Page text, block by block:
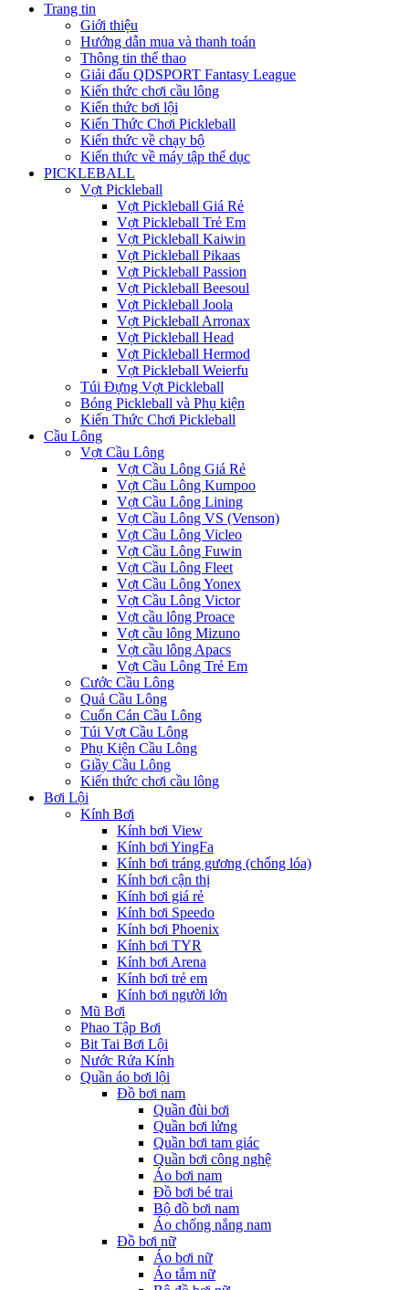
Trang tin
Giới thiệu
Hướng dẫn mua và thanh toán
Thông tin thể thao
Giải đấu QDSPORT Fantasy League
Kiến thức chơi cầu lông
Kiến thức bơi lội
Kiến Thức Chơi Pickleball
Kiến thức về chạy bộ
Kiến thức về máy tập thể dục
PICKLEBALL
Vợt Pickleball
Vợt Pickleball Giá Rẻ
Vợt Pickleball Trẻ Em
Vợt Pickleball Kaiwin
Vợt Pickleball Pikaas
Vợt Pickleball Passion
Vợt Pickleball Beesoul
Vợt Pickleball Joola
Vợt Pickleball Arronax
Vợt Pickleball Head
Vợt Pickleball Hermod
Vợt Pickleball Weierfu
Túi Đựng Vợt Pickleball
Bóng Pickleball và Phụ kiện
Kiến Thức Chơi Pickleball
Cầu Lông
Vợt Cầu Lông
Vợt Cầu Lông Giá Rẻ
Vợt Cầu Lông Kumpoo
Vợt Cầu Lông Lining
Vợt Cầu Lông VS (Venson)
Vợt Cầu Lông Vicleo
Vợt Cầu Lông Fuwin
Vợt Cầu Lông Fleet
Vợt Cầu Lông Yonex
Vợt Cầu Lông Victor
Vợt cầu lông Proace
Vợt cầu lông Mizuno
Vợt cầu lông Apacs
Vợt Cầu Lông Trẻ Em
Cước Cầu Lông
Quả Cầu Lông
Cuốn Cán Cầu Lông
Túi Vợt Cầu Lông
Phụ Kiện Cầu Lông
Giầy Cầu Lông
Kiến thức chơi cầu lông
Bơi Lội
Kính Bơi
Kính bơi View
Kính bơi YingFa
Kính bơi tráng gương (chống lóa)
Kính bơi cận thị
Kính bơi giá rẻ
Kính bơi Speedo
Kính bơi Phoenix
Kính bơi TYR
Kính bơi Arena
Kính bơi trẻ em
Kính bơi người lớn
Mũ Bơi
Phao Tập Bơi
Bit Tai Bơi Lội
Nước Rửa Kính
Quần áo bơi lội
Đồ bơi nam
Quần đùi bơi
Quần bơi lửng
Quần bơi tam giác
Quần bơi công nghệ
Áo bơi nam
Đồ bơi bé trai
Bộ đồ bơi nam
Áo chống nắng nam
Đồ bơi nữ
Áo bơi nữ
Áo tắm nữ